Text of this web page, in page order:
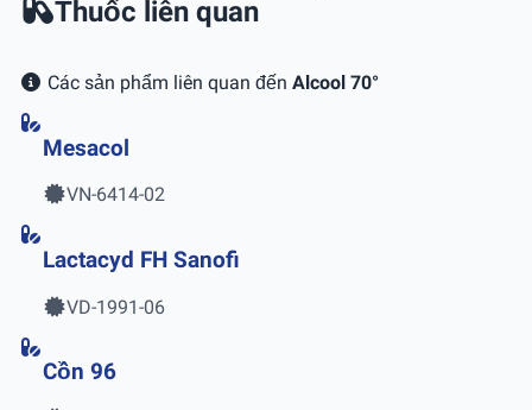
Thuốc liên quan
Các sản phẩm liên quan đến Alcool 70°
Mesacol
VN-6414-02
Lactacyd FH Sanofi
VD-1991-06
Cồn 96